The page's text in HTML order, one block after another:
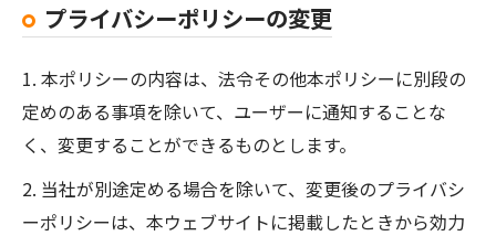
プライバシーポリシーの変更
1. 本ポリシーの内容は、法令その他本ポリシーに別段の
定めのある事項を除いて、ユーザーに通知することな
く、変更することができるものとします。
2. 当社が別途定める場合を除いて、変更後のプライバシ
ーポリシーは、本ウェブサイトに掲載したときから効力